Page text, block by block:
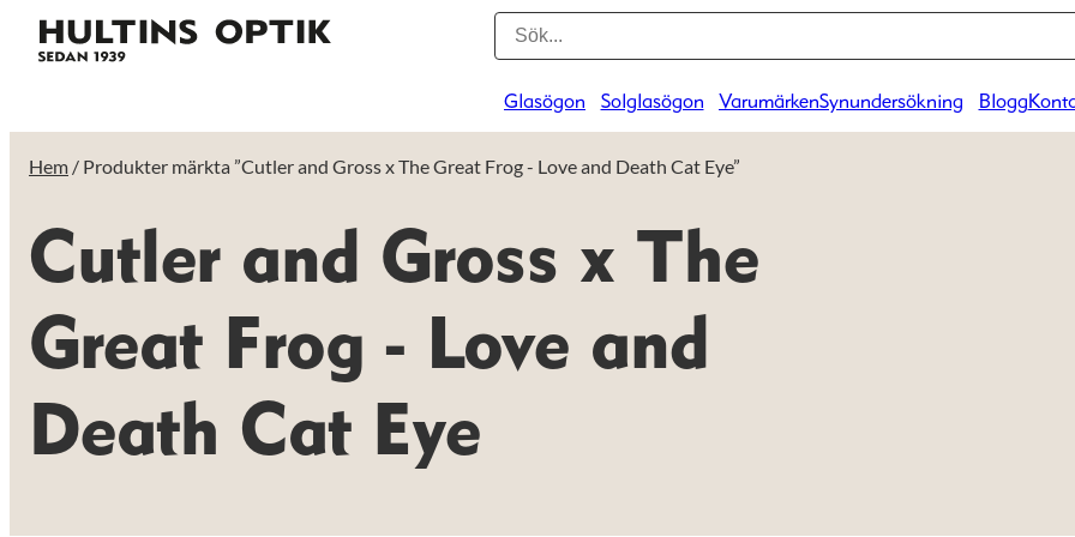
Glasögon Solglasögon VarumärkenSynundersökning Blogg
Hem / Produkter märkta ”Cutler and Gross x The Great Frog - Love and Death Cat Eye”
Cutler and Gross x The
Great Frog - Love and
Death Cat Eye